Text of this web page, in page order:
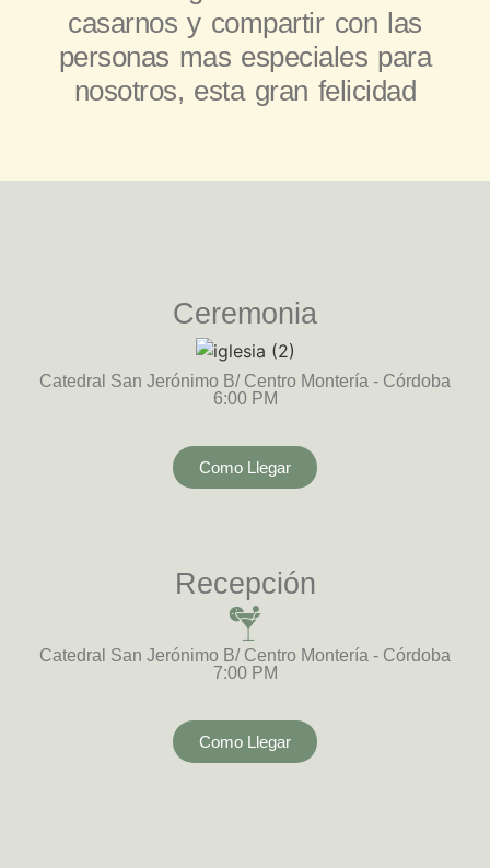
casarnos y compartir con las
personas mas especiales para
nosotros, esta gran felicidad
Ceremonia
Catedral San Jerónimo B/ Centro Montería - Córdoba
6:00 PM
Como Llegar
Recepción
Catedral San Jerónimo B/ Centro Montería - Córdoba
7:00 PM
Como Llegar